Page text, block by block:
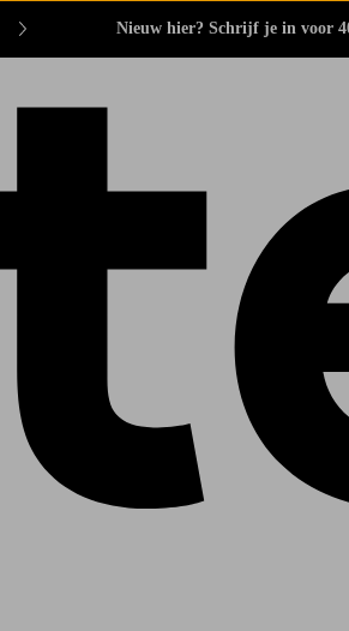
Nieuw hier? Schrijf je in voor